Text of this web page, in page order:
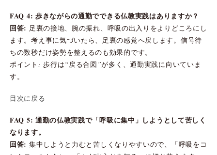
FAQ 4: 歩きながらの通勤でできる仏教実践はありますか？
回答: 足裏の接地、腕の振れ、呼吸の出入りをよりどころにし
ます。考え事に気づいたら、足裏の感覚へ戻します。信号待
ちの数秒だけ姿勢を整えるのも効果的です。
ポイント: 歩行は“戻る合図”が多く、通勤実践に向いていま
す。
目次に戻る
FAQ 5: 通勤の仏教実践で「呼吸に集中」しようとして苦しく
なります。
回答: 集中しようと力むと苦しくなりやすいので、「呼吸をコ